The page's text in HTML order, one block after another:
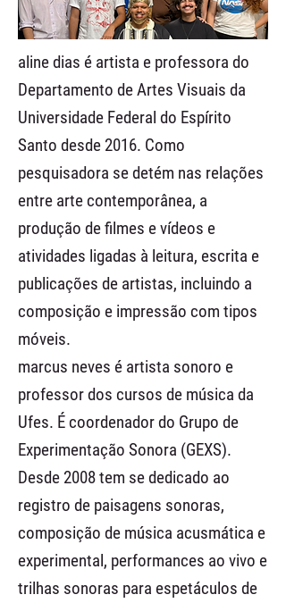
aline dias é artista e professora do
Departamento de Artes Visuais da
Universidade Federal do Espírito
Santo desde 2016. Como
pesquisadora se detém nas relações
entre arte contemporânea, a
produção de filmes e vídeos e
atividades ligadas à leitura, escrita e
publicações de artistas, incluindo a
composição e impressão com tipos
móveis.
marcus neves é artista sonoro e
professor dos cursos de música da
Ufes. É coordenador do Grupo de
Experimentação Sonora (GEXS).
Desde 2008 tem se dedicado ao
registro de paisagens sonoras,
composição de música acusmática e
experimental, performances ao vivo e
trilhas sonoras para espetáculos de